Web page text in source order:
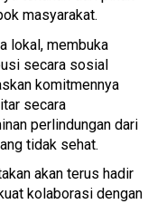
masyarakat.
lokal, membuka
secara sosial
komitmennya
secara
perlindungan dari
tidak sehat.
akan terus hadir
kolaborasi dengan